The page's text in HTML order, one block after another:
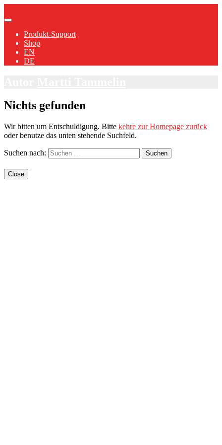
Produkt-Support
Shop
EN
DE
Nichts gefunden
Wir bitten um Entschuldigung. Bitte kehre zur Homepage zurück
oder benutze das unten stehende Suchfeld.
Suchen nach:
Close